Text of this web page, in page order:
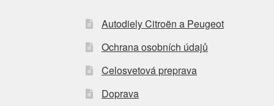
Autodiely Citroën a Peugeot
Ochrana osobních údajů
Celosvetová preprava
Doprava